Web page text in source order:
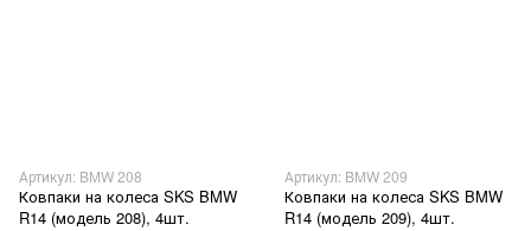
Артикул: BMW 208
Ковпаки на колеса SKS BMW
R14 (модель 208), 4шт.
Артикул: BMW 209
Ковпаки на колеса SKS BMW
R14 (модель 209), 4шт.